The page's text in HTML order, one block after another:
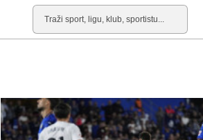
Pretraga